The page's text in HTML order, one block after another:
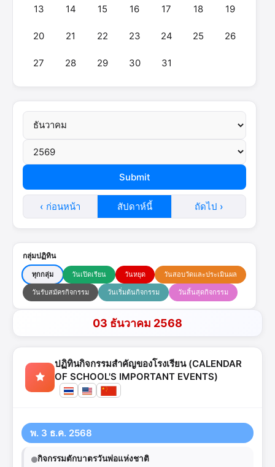
13 14 15 16 17 18 19
20 21 22 23 24 25 26
27 28 29 30 31
‹ ก่อนหน้า สัปดาห์นี้ ถัดไป ›
กลุ่มปฏิทิน
ทุกกลุ่ม วันเปิดเรียน วันหยุด วันสอบวัดและประเมินผล
วันรับสมัครกิจกรรม วันเริ่มต้นกิจกรรม วันสิ้นสุดกิจกรรม
03 ธันวาคม 2568
ปฏิทินกิจกรรมสำคัญของโรงเรียน (CALENDAR
OF SCHOOL'S IMPORTANT EVENTS)
พ. 3 ธ.ค. 2568
กิจกรรมตักบาตรวันพ่อแห่งชาติ